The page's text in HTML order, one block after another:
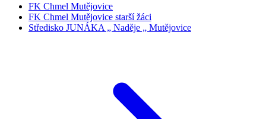
FK Chmel Mutějovice
FK Chmel Mutějovice starší žáci
Středisko JUNÁKA „ Naděje „ Mutějovice